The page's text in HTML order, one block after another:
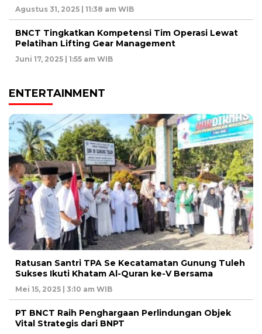
Agustus 31, 2025 | 11:38 am WIB
BNCT Tingkatkan Kompetensi Tim Operasi Lewat
Pelatihan Lifting Gear Management
Juni 17, 2025 | 1:55 am WIB
ENTERTAINMENT
Ratusan Santri TPA Se Kecatamatan Gunung Tuleh
Sukses Ikuti Khatam Al-Quran ke-V Bersama
Mei 15, 2025 | 3:10 am WIB
PT BNCT Raih Penghargaan Perlindungan Objek
Vital Strategis dari BNPT